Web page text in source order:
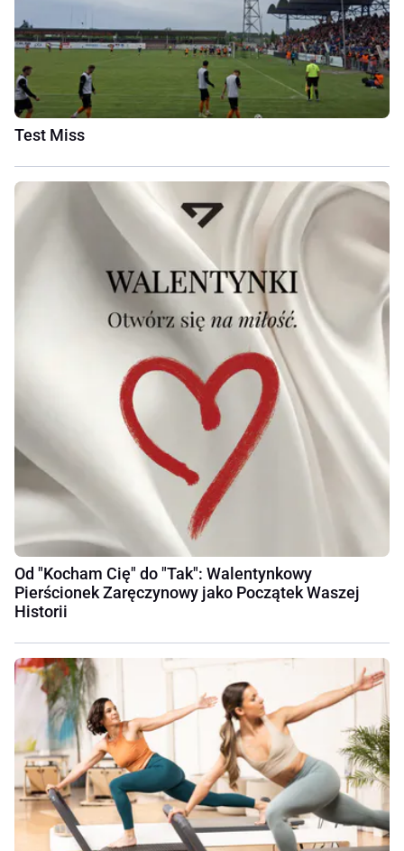
Test Miss
Od "Kocham Cię" do "Tak": Walentynkowy
Pierścionek Zaręczynowy jako Początek Waszej
Historii